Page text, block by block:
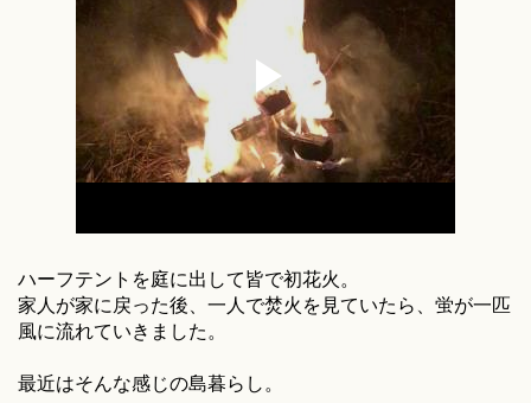
ハーフテントを庭に出して皆で初花火。
家人が家に戻った後、一人で焚火を見ていたら、蛍が一匹
風に流れていきました。
最近はそんな感じの島暮らし。